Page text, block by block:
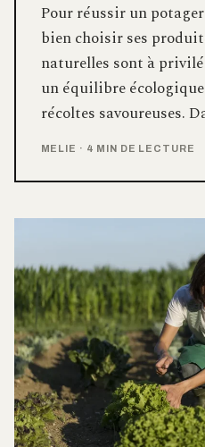
Pour réussir un
bien choisir ses
naturelles sont à
un équilibre
récoltes savoureuses.
MELIE · 4 MIN DE LECTURE